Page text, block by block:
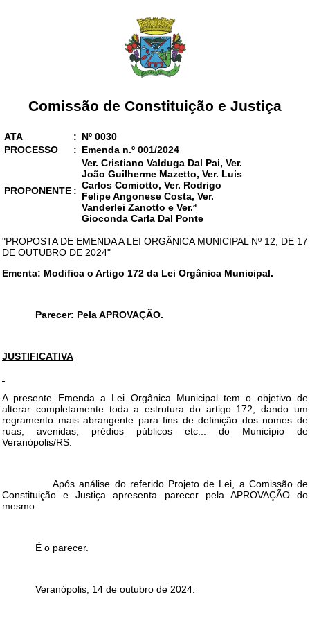
Comissão de Constituição e Justiça
ATA : Nº 0030
PROCESSO
: Emenda n.º 001/2024
PROPONENTE :
Ver. Cristiano Valduga Dal Pai, Ver.
João Guilherme Mazetto, Ver. Luis
Carlos Comiotto, Ver. Rodrigo
Felipe Angonese Costa, Ver.
Vanderlei Zanotto e Ver.ª
Gioconda Carla Dal Ponte
"PROPOSTA DE EMENDA A LEI ORGÂNICA MUNICIPAL Nº 12, DE 17
DE OUTUBRO DE 2024"
Ementa: Modifica o Artigo 172 da Lei Orgânica Municipal.
Parecer: Pela APROVAÇÃO.
JUSTIFICATIVA
A presente Emenda a Lei Orgânica Municipal tem o objetivo de
alterar completamente toda a estrutura do artigo 172, dando um
regramento mais abrangente para fins de definição dos nomes de
ruas, avenidas, prédios públicos etc... do Município de
Veranópolis/RS.
Após análise do referido Projeto de Lei, a Comissão de
Constituição e Justiça apresenta parecer pela APROVAÇÃO do
mesmo.
É o parecer.
Veranópolis, 14 de outubro de 2024.